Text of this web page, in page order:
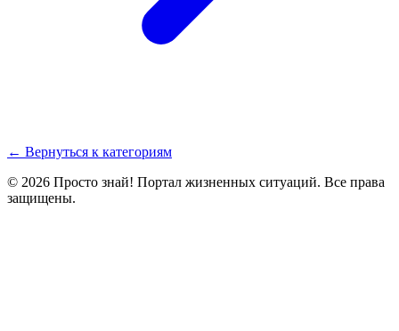
← Вернуться к категориям
© 2026 Просто знай! Портал жизненных ситуаций. Все права
защищены.